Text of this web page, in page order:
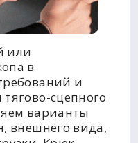
или
в
и
сцепного
варианты
внешнего вида,